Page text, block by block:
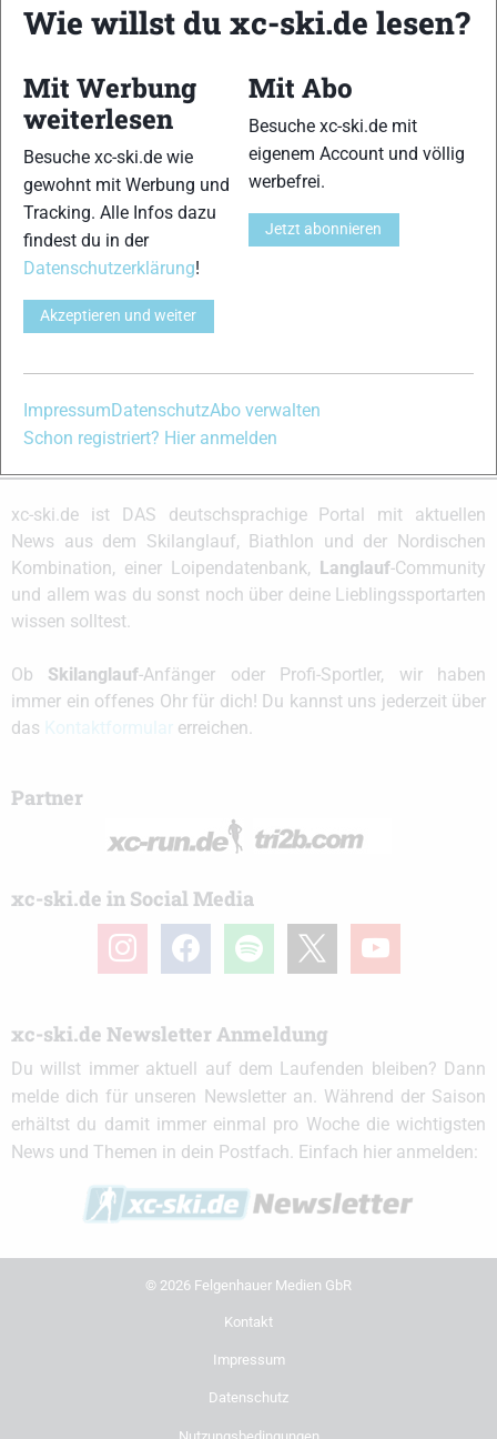
© Bilder 1 - 6: Euroloppet;
VERWANDTE ARTIKEL
Bildergalerie
Engadin
Skimarathon
Bildergalerie
Gsiesertallauf
(Italien)
Zurück Weiter
Schreibe einen Kommentar
xc-ski.de ist DAS deutschsprachige Portal mit aktuellen
News aus dem Skilanglauf, Biathlon und der Nordischen
Kombination, einer Loipendatenbank,
Langlauf-Community
und allem was du sonst noch über deine Lieblingssportarten
wissen solltest.
Ob Skilanglauf-Anfänger oder Profi-Sportler, wir haben
immer ein offenes Ohr für dich! Du kannst uns jederzeit über
das
erreichen.
Partner
xc-ski.de in Social Media
instagramfacebook spotify youtube
xc-ski.de Newsletter Anmeldung
Du willst immer aktuell auf dem Laufenden bleiben? Dann
melde dich für unseren Newsletter an. Während der Saison
erhältst du damit immer einmal pro Woche die wichtigsten
News und Themen in dein Postfach. Einfach hier anmelden:
© 2026 Felgenhauer Medien GbR
Kontakt
Impressum
Datenschutz
Wie willst du xc-ski.de lesen?
Mit Werbung
weiterlesen
Besuche xc-ski.de wie
gewohnt mit Werbung und
Tracking. Alle Infos dazu
findest du in der
Datenschutzerklärung!
Akzeptieren und weiter
Mit Abo
Besuche xc-ski.de mit
eigenem Account und völlig
werbefrei.
Jetzt abonnieren
Impressum DatenschutzAbo verwalten
Schon registriert? Hier anmelden